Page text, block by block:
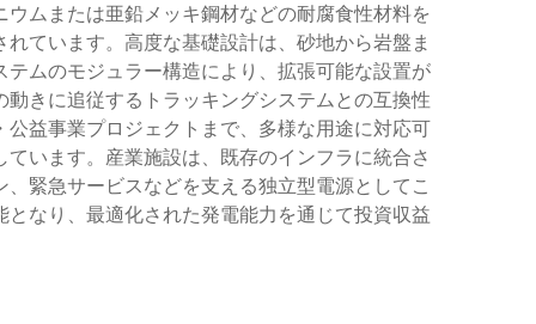
ムまたは亜鉛メッキ鋼材などの耐腐食性材料を
ています。高度な基礎設計は、砂地から岩盤ま
ムのモジュラー構造により、拡張可能な設置が
きに追従するトラッキングシステムとの互換性
益事業プロジェクトまで、多様な用途に対応可
います。産業施設は、既存のインフラに統合さ
緊急サービスなどを支える独立型電源としてこ
なり、最適化された発電能力を通じて投資収益